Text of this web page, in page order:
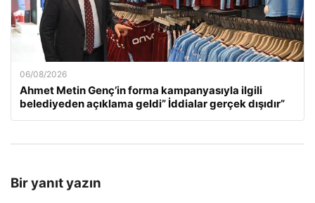
06/08/2026
Ahmet Metin Genç’in forma kampanyasıyla ilgili
belediyeden açıklama geldi” İddialar gerçek dışıdır”
Bir yanıt yazın